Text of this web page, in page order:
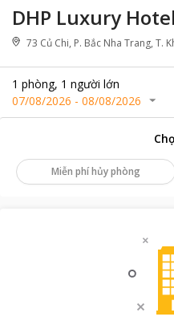
DHP Luxury Hotel
73 Củ Chi, P. Bắc Nha Trang, T.
1 phòng, 1 người lớn
07/08/2026 - 08/08/2026
Miễn phí hủy phòng